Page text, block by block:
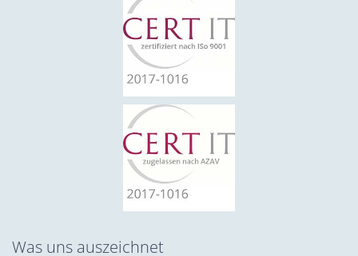
Was uns auszeichnet